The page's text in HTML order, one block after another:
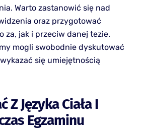
Warto zastanowić się nad
oraz przygotować
za, jak i przeciw danej tezie.
mogli swobodnie dyskutować
się umiejętnością
Z Języka Ciała I
Egzaminu